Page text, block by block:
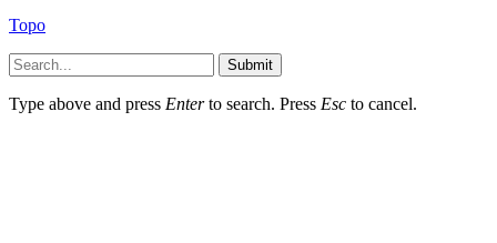
Topo
Submit
Type above and press Enterto search. Press Esc to cancel.